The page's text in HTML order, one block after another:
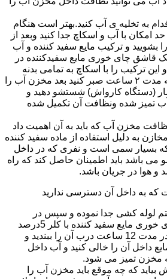
به تخلیه ی آب کنید.بهتر است هنگام
امکان با آب و اسکاچ جدا کنید وبعد از
بشویید و ترکیب مایع سفید کننده و آب
قاشق چای خوری مایع سفیدکننده در
و این ترکیب را با اسکاچ به تمامی بدنه
مخزن آّب آغشته کنید و به مدت ۲ ساعت صبر کنید بعد مخزن آب را
(دستگاه کارواش) شستشو دهید و
آب تمیز شده ونظافت آن تکمیل شده
مخزن آب که باید به آن اهمیت داد
به دلیل استفاده از ماده سفید کننده
که بسیار سمی است و نفری که در داخل
باشد باید اطمینان حاصل کند که راه
و هوا در جریان باشد.
به داخل آن دسترسی ندارید
لوله کشی جدا نموده و سپس در
100لیتر آب یک قاشق چای خوری مایع سفید کننده با کلر 5درصد
داخل مخزن آب بریزید و در مدت 12 ساعت درب آن را ببندید و
مایع داخل آن را خالی کنید و آب داخل
مخزن تمیز می شود.
بیاید که چه موقع باید مخزن آب را